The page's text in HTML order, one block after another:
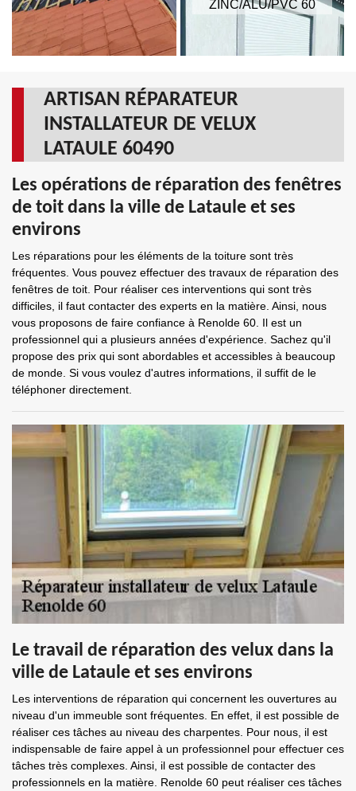
ZINC/ALU/PVC 60
ARTISAN RÉPARATEUR
INSTALLATEUR DE VELUX
LATAULE 60490
Les opérations de réparation des fenêtres
de toit dans la ville de Lataule et ses
environs
Les réparations pour les éléments de la toiture sont très
fréquentes. Vous pouvez effectuer des travaux de réparation des
fenêtres de toit. Pour réaliser ces interventions qui sont très
difficiles, il faut contacter des experts en la matière. Ainsi, nous
vous proposons de faire confiance à Renolde 60. Il est un
professionnel qui a plusieurs années d'expérience. Sachez qu'il
propose des prix qui sont abordables et accessibles à beaucoup
de monde. Si vous voulez d'autres informations, il suffit de le
téléphoner directement.
Le travail de réparation des velux dans la
ville de Lataule et ses environs
Les interventions de réparation qui concernent les ouvertures au
niveau d'un immeuble sont fréquentes. En effet, il est possible de
réaliser ces tâches au niveau des charpentes. Pour nous, il est
indispensable de faire appel à un professionnel pour effectuer ces
tâches très complexes. Ainsi, il est possible de contacter des
professionnels en la matière. Renolde 60 peut réaliser ces tâches